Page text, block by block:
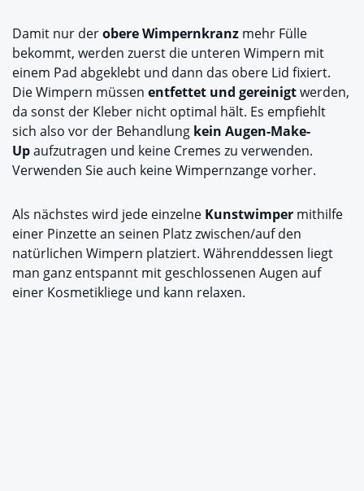
Damit nur derobere Wimpernkranz mehr Fülle
bekommt, werden zuerst die unteren Wimpern mit
einem Pad abgeklebt und dann das obere Lid fixiert.
Die Wimpern müssen entfettet und gereinigtwerden,
da sonst der Kleber nicht optimal hält. Es empfiehlt
sich also vor der Behandlung kein Augen-Make-
Upaufzutragen und keine Cremes zu verwenden.
Verwenden Sie auch keine Wimpernzange vorher.
Als nächstes wird jede einzelne Kunstwimper mithilfe
einer Pinzette an seinen Platz zwischen/auf den
natürlichen Wimpern platziert. Währenddessen liegt
man ganz entspannt mit geschlossenen Augen auf
einer Kosmetikliege und kann relaxen.